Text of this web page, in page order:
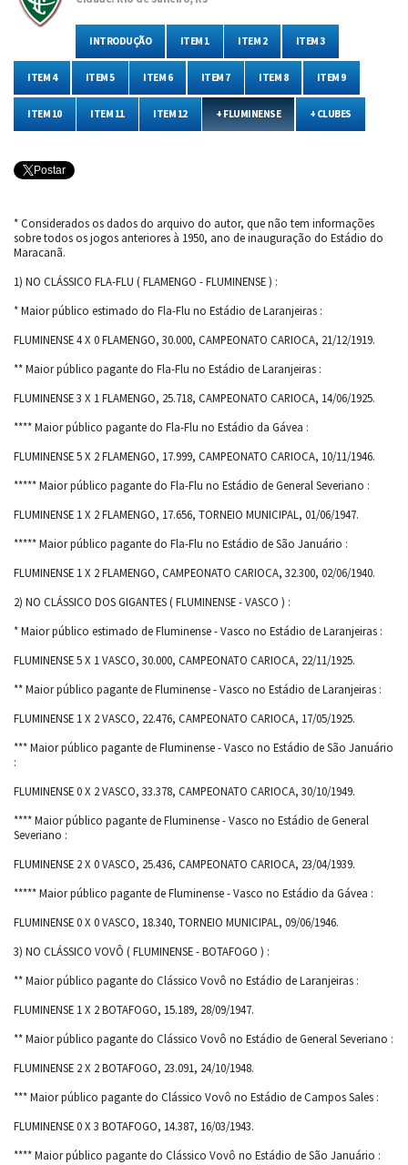
INTRODUÇÃO ITEM 1 ITEM 2 ITEM 3
ITEM 4 ITEM 5 ITEM 6 ITEM 7 ITEM 8 ITEM 9
ITEM 10 ITEM 11 ITEM 12 + FLUMINENSE + CLUBES
Postar
* Considerados os dados do arquivo do autor, que não tem informações
sobre todos os jogos anteriores à 1950, ano de inauguração do Estádio do
Maracanã.
1) NO CLÁSSICO FLA-FLU ( FLAMENGO - FLUMINENSE ) :
* Maior público estimado do Fla-Flu no Estádio de Laranjeiras :
FLUMINENSE 4 X 0 FLAMENGO, 30.000, CAMPEONATO CARIOCA, 21/12/1919.
** Maior público pagante do Fla-Flu no Estádio de Laranjeiras :
FLUMINENSE 3 X 1 FLAMENGO, 25.718, CAMPEONATO CARIOCA, 14/06/1925.
**** Maior público pagante do Fla-Flu no Estádio da Gávea :
FLUMINENSE 5 X 2 FLAMENGO, 17.999, CAMPEONATO CARIOCA, 10/11/1946.
***** Maior público pagante do Fla-Flu no Estádio de General Severiano :
FLUMINENSE 1 X 2 FLAMENGO, 17.656, TORNEIO MUNICIPAL, 01/06/1947.
***** Maior público pagante do Fla-Flu no Estádio de São Januário :
FLUMINENSE 1 X 2 FLAMENGO, CAMPEONATO CARIOCA, 32.300, 02/06/1940.
2) NO CLÁSSICO DOS GIGANTES ( FLUMINENSE - VASCO ) :
* Maior público estimado de Fluminense - Vasco no Estádio de Laranjeiras :
FLUMINENSE 5 X 1 VASCO, 30.000, CAMPEONATO CARIOCA, 22/11/1925.
** Maior público pagante de Fluminense - Vasco no Estádio de Laranjeiras :
FLUMINENSE 1 X 2 VASCO, 22.476, CAMPEONATO CARIOCA, 17/05/1925.
*** Maior público pagante de Fluminense - Vasco no Estádio de São Januário
:
FLUMINENSE 0 X 2 VASCO, 33.378, CAMPEONATO CARIOCA, 30/10/1949.
**** Maior público pagante de Fluminense - Vasco no Estádio de General
Severiano :
FLUMINENSE 2 X 0 VASCO, 25.436, CAMPEONATO CARIOCA, 23/04/1939.
***** Maior público pagante de Fluminense - Vasco no Estádio da Gávea :
FLUMINENSE 0 X 0 VASCO, 18.340, TORNEIO MUNICIPAL, 09/06/1946.
3) NO CLÁSSICO VOVÔ ( FLUMINENSE - BOTAFOGO ) :
** Maior público pagante do Clássico Vovô no Estádio de Laranjeiras :
FLUMINENSE 1 X 2 BOTAFOGO, 15.189, 28/09/1947.
** Maior público pagante do Clássico Vovô no Estádio de General Severiano :
FLUMINENSE 2 X 2 BOTAFOGO, 23.091, 24/10/1948.
*** Maior público pagante do Clássico Vovô no Estádio de Campos Sales :
FLUMINENSE 0 X 3 BOTAFOGO, 14.387, 16/03/1943.
**** Maior público pagante do Clássico Vovô no Estádio de São Januário :